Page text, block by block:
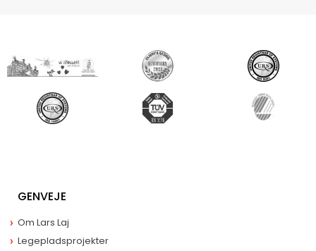
GENVEJE
Om Lars Laj
Legepladsprojekter